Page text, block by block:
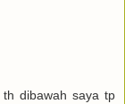
dibawah saya tp